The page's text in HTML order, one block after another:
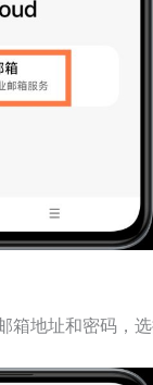
箱地址和密码，